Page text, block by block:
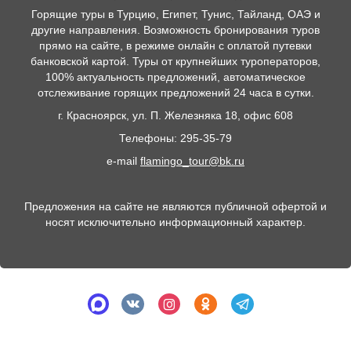
Горящие туры в Турцию, Египет, Тунис, Тайланд, ОАЭ и
другие направления. Возможность бронирования туров
прямо на сайте, в режиме онлайн с оплатой путевки
банковской картой. Туры от крупнейших туроператоров,
100% актуальность предложений, автоматическое
отслеживание горящих предложений 24 часа в сутки.
г. Красноярск, ул. П. Железняка 18, офис 608
Телефоны: 295-35-79
e-mail flamingo_tour@bk.ru
Предложения на сайте не являются публичной офертой и
носят исключительно информационный характер.